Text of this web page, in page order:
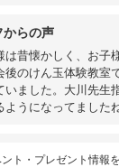
らの声
は昔懐かしく、お子
のけん玉体験教室
いました。大川先生
うになってましたね
ト・プレゼント情報